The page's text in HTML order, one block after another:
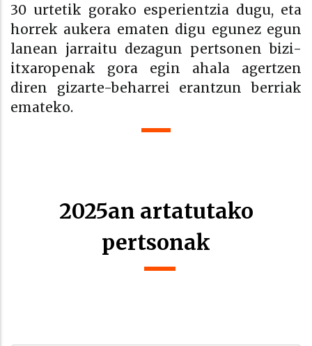
30 urtetik gorako esperientzia dugu, eta
horrek aukera ematen digu egunez egun
lanean jarraitu dezagun pertsonen bizi-
itxaropenak gora egin ahala agertzen
diren gizarte-beharrei erantzun berriak
emateko.
2025an artatutako
pertsonak